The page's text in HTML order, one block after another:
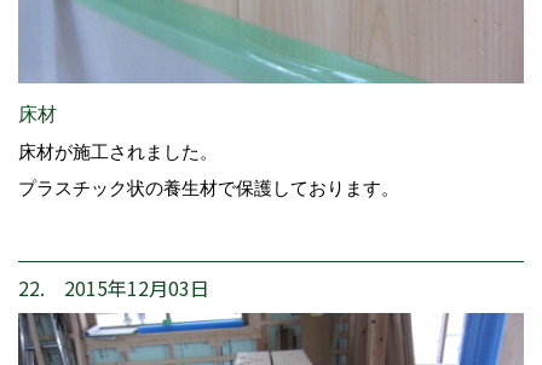
床材
床材が施工されました。
プラスチック状の養生材で保護しております。
22. 2015年12月03日